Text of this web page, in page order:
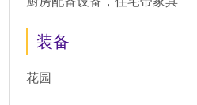
装备
花园